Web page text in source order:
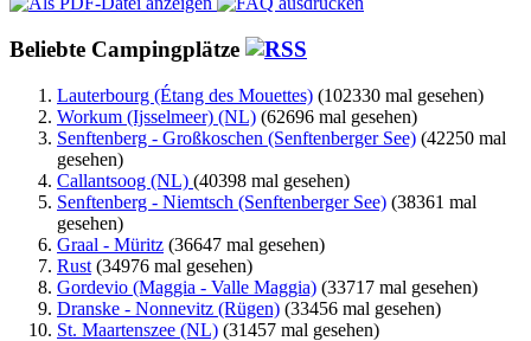
Beliebte Campingplätze
Lauterbourg (Étang des Mouettes) (102330 mal gesehen)
Workum (Ijsselmeer) (NL) (62696 mal gesehen)
Senftenberg - Großkoschen (Senftenberger See) (42250 mal
gesehen)
Callantsoog (NL) (40398 mal gesehen)
Senftenberg - Niemtsch (Senftenberger See) (38361 mal
gesehen)
Graal - Müritz (36647 mal gesehen)
Rust (34976 mal gesehen)
Gordevio (Maggia - Valle Maggia) (33717 mal gesehen)
Dranske - Nonnevitz (Rügen) (33456 mal gesehen)
St. Maartenszee (NL) (31457 mal gesehen)